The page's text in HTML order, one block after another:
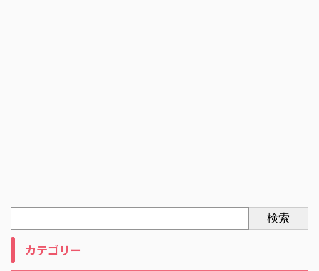
検索
カテゴリー